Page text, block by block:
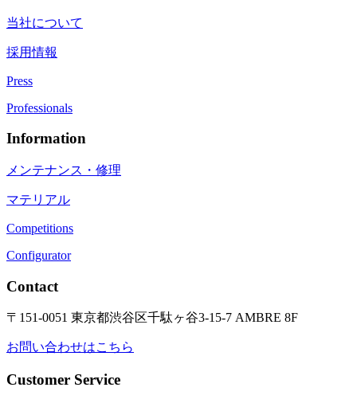
当社について
採用情報
Press
Professionals
Information
メンテナンス・修理
マテリアル
Competitions
Configurator
Contact
〒151-0051 東京都渋谷区千駄ヶ谷3-15-7 AMBRE 8F
お問い合わせはこちら
Customer Service